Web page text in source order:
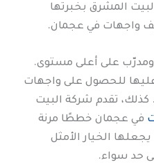
المشرق بخبرتها
واجهات في عجمان.
على أعلى مستوى.
عليها للحصول على واجهات
تقدم شركة البيت
في عجمان خططًا مرنة
الخيار الأمثل
حد سواء.